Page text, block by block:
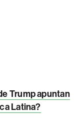
Trump apuntan
Latina?